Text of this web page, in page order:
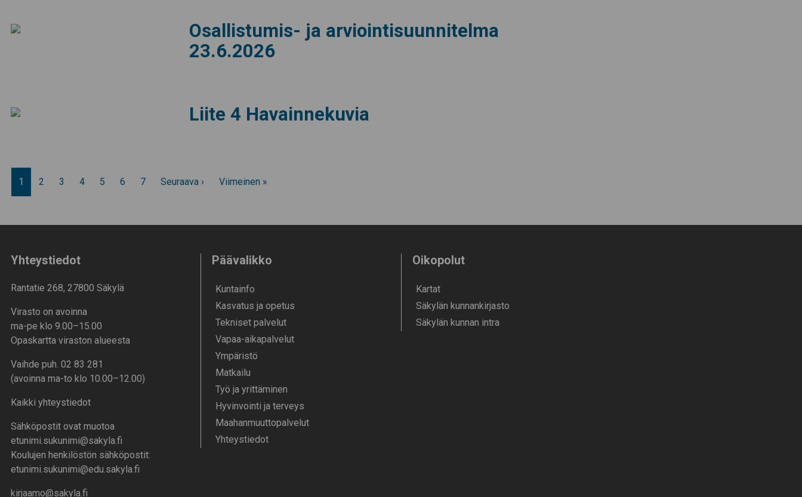
Osallistumis- ja arviointisuunnitelma
23.6.2026
Liite 4 Havainnekuvia
1 2 3 4 5 6 7 Seuraava › Viimeinen »
Yhteystiedot
Rantatie 268, 27800 Säkylä
Virasto on avoinna
ma-pe klo 9.00–15.00
Opaskartta viraston alueesta
Vaihde puh. 02 83 281
(avoinna ma-to klo 10.00–12.00)
Kaikki yhteystiedot
Sähköpostit ovat muotoa
etunimi.sukunimi@sakyla.fi
Koulujen henkilöstön sähköpostit:
etunimi.sukunimi@edu.sakyla.fi
kirjaamo@sakyla.fi
Päävalikko
Kunta­info
Kasvatus ja opetus
Tekniset palvelut
Vapaa-aika­palvelut
Ympä­ristö
Mat­kailu
Työ ja yrittä­minen
Hyvinvointi ja terveys
Maahanmuuttopalvelut
Yhteystiedot
Oikopolut
Kartat
Säkylän kunnankirjasto
Säkylän kunnan intra